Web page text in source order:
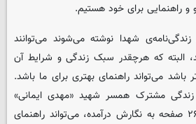
و راهنمایی برای خود هستیم.
شهدا نوشته می‌شوند می‌توانند
البته که هرچقدر سبک زندگی و شرایط آن
باشد می‌تواند راهنمای بهتری برای ما باشد.
مشترک همسر شهید «مهدی ایمانی»
است. این کتاب که در ۲۶۸ صفحه به نگارش درآمده، می‌تواند راهنمای